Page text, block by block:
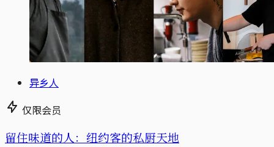
异乡人
仅限会员
留住味道的人：纽约客的私厨天地